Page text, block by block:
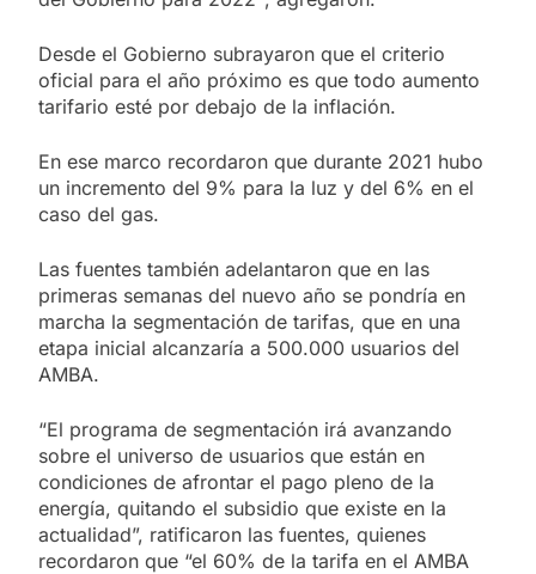
Desde el Gobierno subrayaron que el criterio
oficial para el año próximo es que todo aumento
tarifario esté por debajo de la inflación.
En ese marco recordaron que durante 2021 hubo
un incremento del 9% para la luz y del 6% en el
caso del gas.
Las fuentes también adelantaron que en las
primeras semanas del nuevo año se pondría en
marcha la segmentación de tarifas, que en una
etapa inicial alcanzaría a 500.000 usuarios del
AMBA.
“El programa de segmentación irá avanzando
sobre el universo de usuarios que están en
condiciones de afrontar el pago pleno de la
energía, quitando el subsidio que existe en la
actualidad”, ratificaron las fuentes, quienes
recordaron que “el 60% de la tarifa en el AMBA